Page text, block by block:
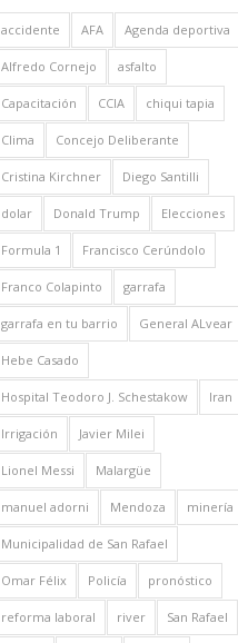
accidente AFA Agenda deportiva
Alfredo Cornejo asfalto
Capacitación CCIA chiqui tapia
Clima Concejo Deliberante
Cristina Kirchner Diego Santilli
dolar Donald Trump Elecciones
Formula 1 Francisco Cerúndolo
Franco Colapinto garrafa
garrafa en tu barrio General ALvear
Hebe Casado
Hospital Teodoro J. Schestakow Iran
Irrigación Javier Milei
Lionel Messi Malargüe
manuel adorni Mendoza minería
Municipalidad de San Rafael
Omar Félix Policía pronóstico
reforma laboral river San Rafael